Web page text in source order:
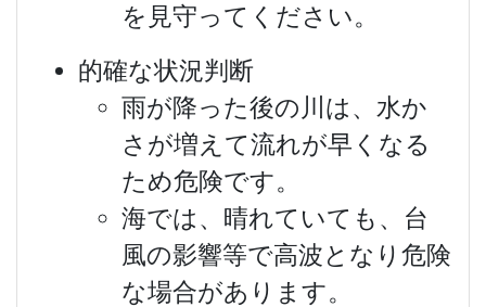
を見守ってください。
的確な状況判断
雨が降った後の川は、水か
さが増えて流れが早くなる
ため危険です。
海では、晴れていても、台
風の影響等で高波となり危険
な場合があります。